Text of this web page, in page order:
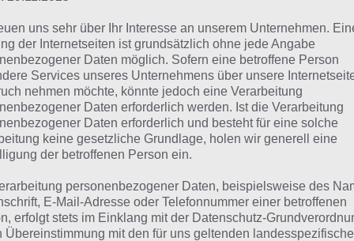
App! Dort kannst du mit der
schnell die Antworten und
über 100 Level finden!
Reihenfolge der Level in 94% bei jedem Spieler
die 94% Lösung zum Sachverhalt “China”.
Lösung für 94%
uns sehr über Ihr Interesse an unserem Unternehmen.
der Internetseiten ist grundsätzlich ohne jede Angabe
Daten möglich. Sofern eine betroffene Person
Services unseres Unternehmens über unsere
nehmen möchte, könnte jedoch eine Verarbeitung
Daten erforderlich werden. Ist die Verarbeitung
Daten erforderlich und besteht für eine solche
keine gesetzliche Grundlage, holen wir generell eine
der betroffenen Person ein.
personenbezogener Daten, beispielsweise des
E-Mail-Adresse oder Telefonnummer einer betroffenen
erfolgt stets im Einklang mit der Datenschutz-
Übereinstimmung mit den für uns geltenden